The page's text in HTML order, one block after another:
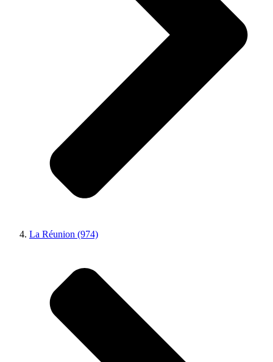
La Réunion (974)